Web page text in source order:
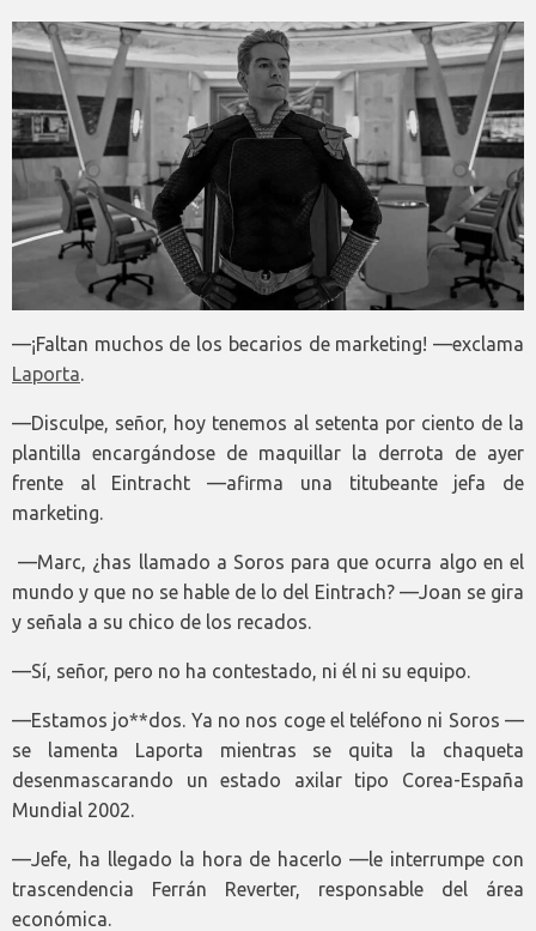
—¡Faltan muchos de los becarios de marketing! —exclama
Laporta.
—Disculpe, señor, hoy tenemos al setenta por ciento de la
plantilla encargándose de maquillar la derrota de ayer
frente al Eintracht —afirma una titubeante jefa de
marketing.
­ —Marc, ¿has llamado a Soros para que ocurra algo en el
mundo y que no se hable de lo del Eintrach? —Joan se gira
y señala a su chico de los recados.
—Sí, señor, pero no ha contestado, ni él ni su equipo.
—Estamos jo**dos. Ya no nos coge el teléfono ni Soros —
se lamenta Laporta mientras se quita la chaqueta
desenmascarando un estado axilar tipo Corea-España
Mundial 2002.
—Jefe, ha llegado la hora de hacerlo —le interrumpe con
trascendencia Ferrán Reverter, responsable del área
económica.